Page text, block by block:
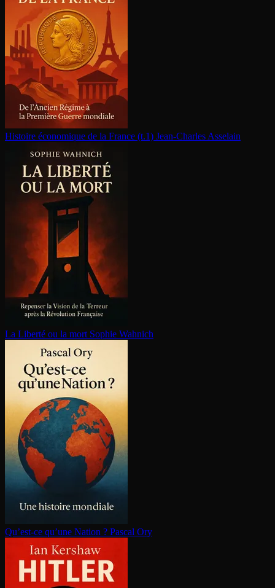
Histoire économique de la France (t.1) Jean-Charles Asselain
La Liberté ou la mort Sophie Wahnich
Qu’est-ce qu’une Nation ? Pascal Ory